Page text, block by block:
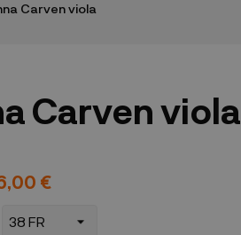
Carven viola
Carven viola
€